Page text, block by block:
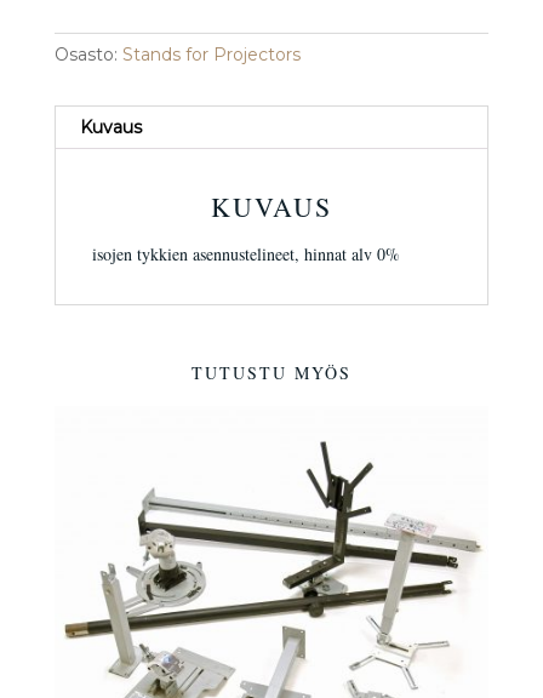
Osasto: Stands for Projectors
Kuvaus
KUVAUS
isojen tykkien asennustelineet, hinnat alv 0%
TUTUSTU MYÖS